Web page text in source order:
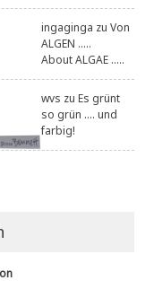
ingaginga zuVon
ALGEN .....
About ALGAE .....
wvs zuEs grünt
so grün .... und
farbig!